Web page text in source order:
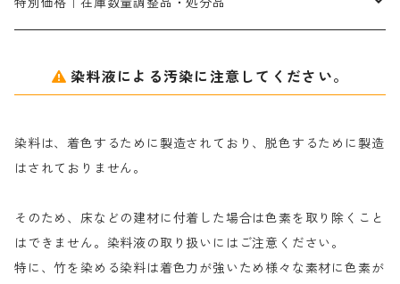
ナ行
ハ行
マ行
粉末顔料
綿・麻を染める染料
絹・羊毛を染める染料
染料液による汚染に注意してください。
染料は、着色するために製造されており、脱色するために製造
はされておりません。
そのため、床などの建材に付着した場合は色素を取り除くこと
はできません。染料液の取り扱いにはご注意ください。
特に、竹を染める染料は着色力が強いため様々な素材に色素が